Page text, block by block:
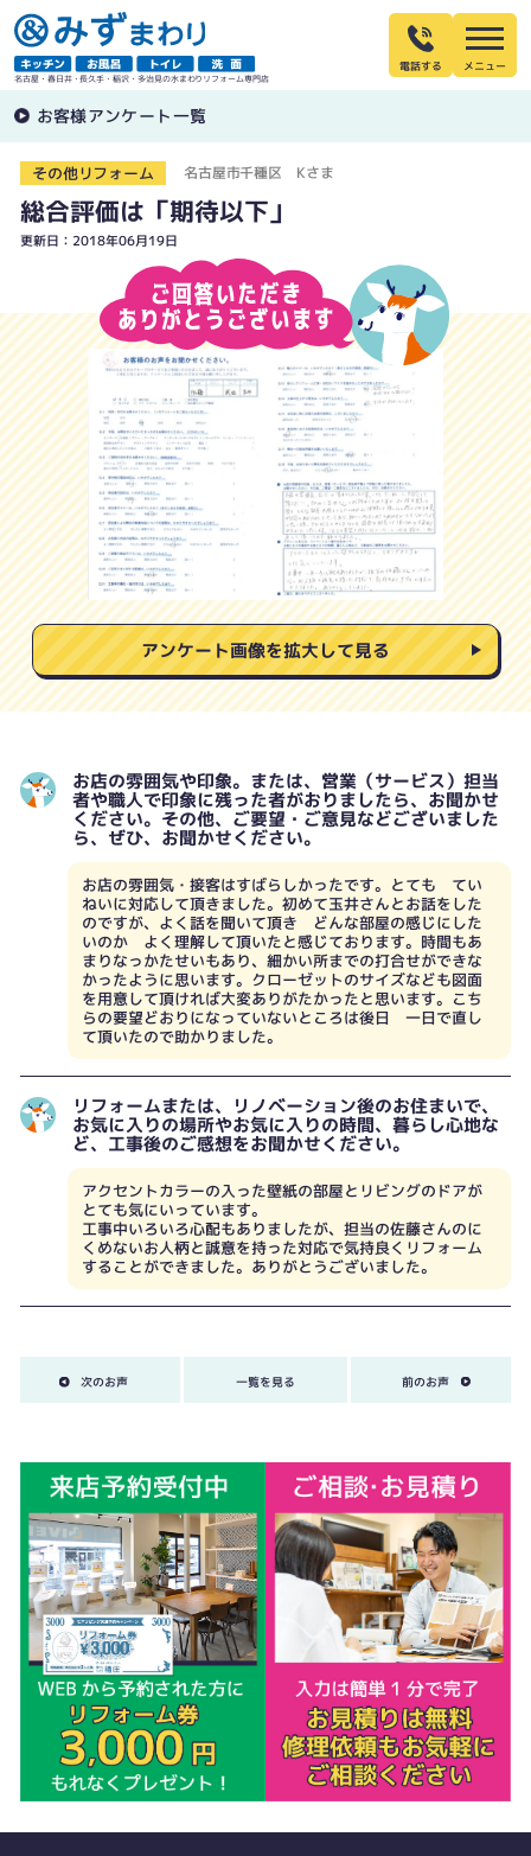
名古屋・春日井・長久手・稲沢・多治見の水まわりリフォーム専門店
電話する
お客様アンケート一覧
その他リフォーム 名古屋市千種区 Kさま
総合評価は「期待以下」
更新日：2018年06月19日
アンケート画像を拡大して見る
お店の雰囲気や印象。または、営業（サービス）担当
者や職人で印象に残った者がおりましたら、お聞かせ
ください。その他、ご要望・ご意見などございました
ら、ぜひ、お聞かせください。
お店の雰囲気・接客はすばらしかったです。とても てい
ねいに対応して頂きました。初めて玉井さんとお話をした
のですが、よく話を聞いて頂き どんな部屋の感じにした
いのか よく理解して頂いたと感じております。時間もあ
まりなっかたせいもあり、細かい所までの打合せができな
かったように思います。クローゼットのサイズなども図面
を用意して頂ければ大変ありがたかったと思います。こち
らの要望どおりになっていないところは後日 一日で直し
て頂いたので助かりました。
リフォームまたは、リノベーション後のお住まいで、
お気に入りの場所やお気に入りの時間、暮らし心地な
ど、工事後のご感想をお聞かせください。
アクセントカラーの入った壁紙の部屋とリビングのドアが
とても気にいっています。
工事中いろいろ心配もありましたが、担当の佐藤さんのに
くめないお人柄と誠意を持った対応で気持良くリフォーム
することができました。ありがとうございました。
次のお声 一覧を見る 前のお声